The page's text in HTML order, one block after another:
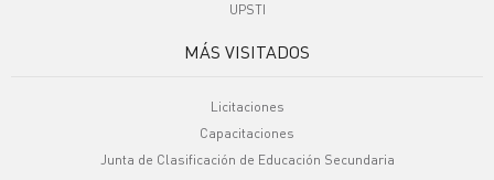
UPSTI
MÁS VISITADOS
Licitaciones
Capacitaciones
Junta de Clasificación de Educación Secundaria